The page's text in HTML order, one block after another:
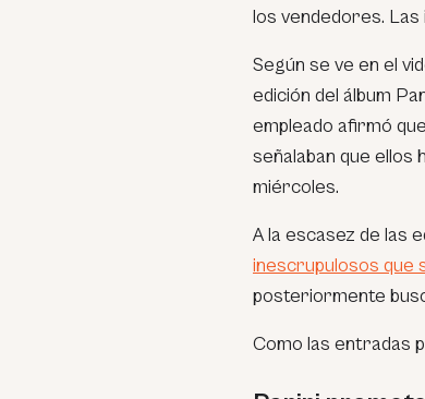
los vendedores. Las
Según se ve en el
edición del álbum
empleado afirmó
señalaban que ellos
miércoles.
A la escasez de las
inescrupulosos que
posteriormente
Como las entradas